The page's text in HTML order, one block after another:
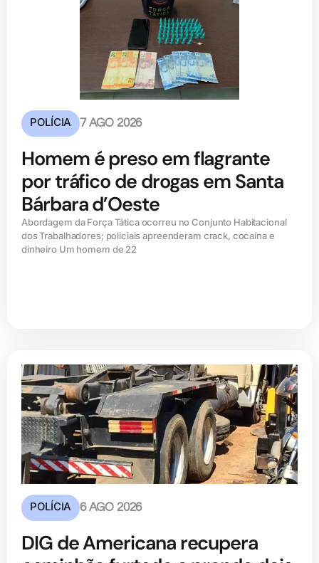
POLÍCIA 7 AGO 2026
Homem é preso em flagrante
por tráfico de drogas em Santa
Bárbara d’Oeste
Abordagem da Força Tática ocorreu no Conjunto Habitacional
dos Trabalhadores; policiais apreenderam crack, cocaína e
dinheiro Um homem de 22
POLÍCIA 6 AGO 2026
DIG de Americana recupera